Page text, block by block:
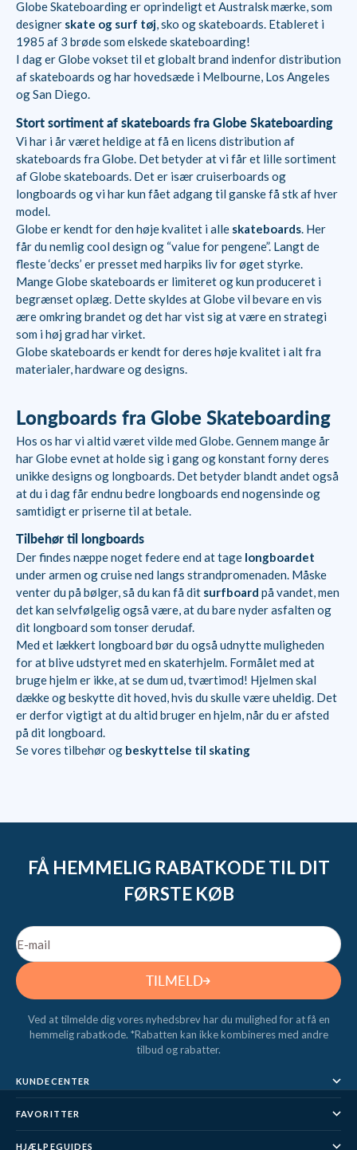
Globe Skateboarding er oprindeligt et Australsk mærke, som
designer skate og surf tøj, sko og skateboards. Etableret i
1985 af 3 brøde som elskede skateboarding!
I dag er Globe vokset til et globalt brand indenfor distribution
af skateboards og har hovedsæde i Melbourne, Los Angeles
og San Diego.
Stort sortiment af skateboards fra Globe Skateboarding
Vi har i år været heldige at få en licens distribution af
skateboards fra Globe. Det betyder at vi får et lille sortiment
af Globe skateboards. Det er især cruiserboards og
longboards og vi har kun fået adgang til ganske få stk af hver
model.
Globe er kendt for den høje kvalitet i alle skateboards . Her
får du nemlig cool design og “value for pengene”. Langt de
fleste ‘decks’ er presset med harpiks liv for øget styrke.
Mange Globe skateboards er limiteret og kun produceret i
begrænset oplæg. Dette skyldes at Globe vil bevare en vis
ære omkring brandet og det har vist sig at være en strategi
som i høj grad har virket.
Globe skateboards er kendt for deres høje kvalitet i alt fra
materialer, hardware og designs.
Longboards fra Globe Skateboarding
Hos os har vi altid været vilde med Globe. Gennem mange år
har Globe evnet at holde sig i gang og konstant forny deres
unikke designs og longboards. Det betyder blandt andet også
at du i dag får endnu bedre longboards end nogensinde og
samtidigt er priserne til at betale.
Tilbehør til longboards
Der findes næppe noget federe end at tage longboardet
under armen og cruise ned langs strandpromenaden. Måske
venter du på bølger, så du kan få dit surfboard på vandet, men
det kan selvfølgelig også være, at du bare nyder asfalten og
dit longboard som tonser derudaf.
Med et lækkert longboard bør du også udnytte muligheden
for at blive udstyret med en skaterhjelm. Formålet med at
bruge hjelm er ikke, at se dum ud, tværtimod! Hjelmen skal
dække og beskytte dit hoved, hvis du skulle være uheldig. Det
er derfor vigtigt at du altid bruger en hjelm, når du er afsted
på dit longboard.
Se vores tilbehør og beskyttelse til skating
FÅ HEMMELIG RABATKODE TIL DIT
FØRSTE KØB
E-mail
TILMELD
Ved at tilmelde dig vores nyhedsbrev har du mulighed for at få en
hemmelig rabatkode. *Rabatten kan ikke kombineres med andre
tilbud og rabatter.
KUNDECENTER
FAVORITTER
HJÆLPEGUIDES